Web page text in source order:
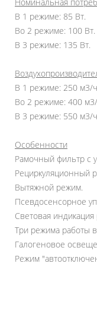
В 1 режиме: 85 Вт.
Во 2 режиме: 100 Вт.
В 3 режиме: 135 Вт.
В 1 режиме: 250 м3/
Во 2 режиме: 400
В 3 режиме: 550 м3/
Особенности
Рамочный фильтр с
Рециркуляционный
Вытяжной режим.
Псевдосенсорное
Световая
Три режима работы
Галогеновое
Режим